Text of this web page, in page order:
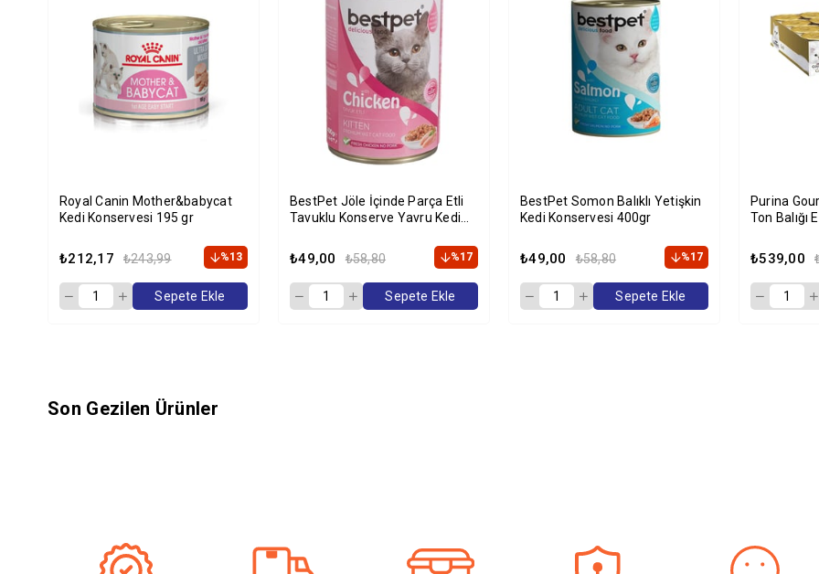
Royal Canin Mother&babycat
Kedi Konservesi 195 gr
₺212,17 ₺243,99 %13
Sepete Ekle
BestPet Jöle İçinde Parça Etli
Tavuklu Konserve Yavru Kedi
₺49,00 ₺58,80 %17
Sepete Ekle
BestPet Somon Balıklı Yetişkin
Kedi Konservesi 400gr
₺49,00 ₺58,80 %17
Sepete Ekle
Purina
Ton Balığı
₺539,00
Son Gezilen Ürünler